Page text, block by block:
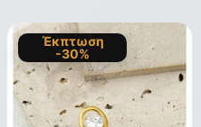
Έκπτωση
-30%